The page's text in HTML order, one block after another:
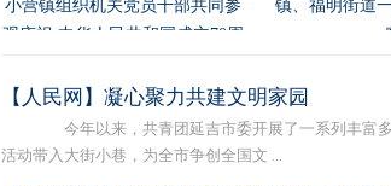
【人民网】凝心聚力共建文明家园
今年以来，共青团延吉市委开展了一系列丰富
活动带入大街小巷，为全市争创全国文 ...